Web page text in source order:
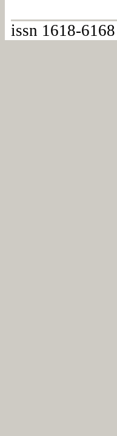
issn 1618-